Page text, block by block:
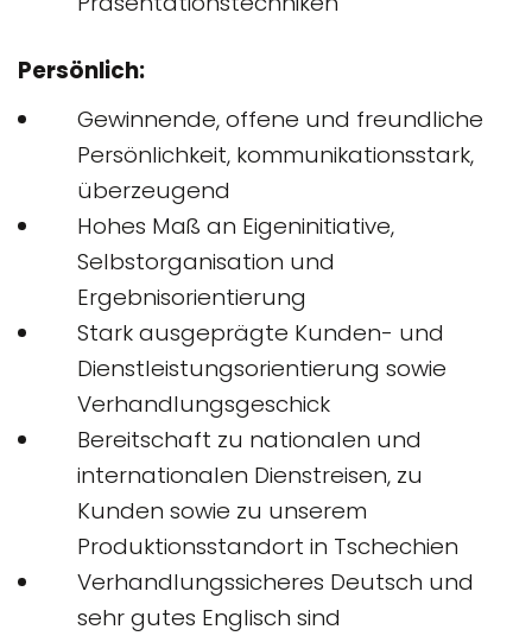
Persönlich:
Gewinnende, offene und freundliche
Persönlichkeit, kommunikationsstark,
überzeugend
Hohes Maß an Eigeninitiative,
Selbstorganisation und
Ergebnisorientierung
Stark ausgeprägte Kunden- und
Dienstleistungsorientierung sowie
Verhandlungsgeschick
Bereitschaft zu nationalen und
internationalen Dienstreisen, zu
Kunden sowie zu unserem
Produktionsstandort in Tschechien
Verhandlungssicheres Deutsch und
sehr gutes Englisch sind